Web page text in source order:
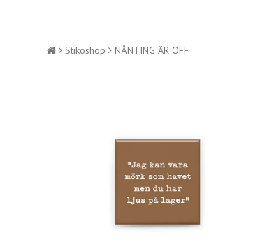
Stikoshop NÅNTING ÄR OFF